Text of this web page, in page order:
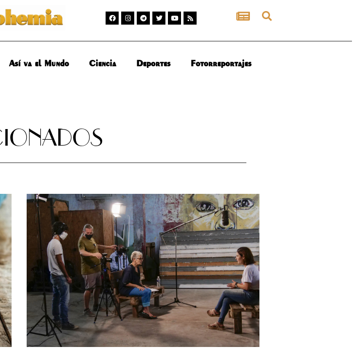
Así va el Mundo Ciencia Deportes Fotorreportajes